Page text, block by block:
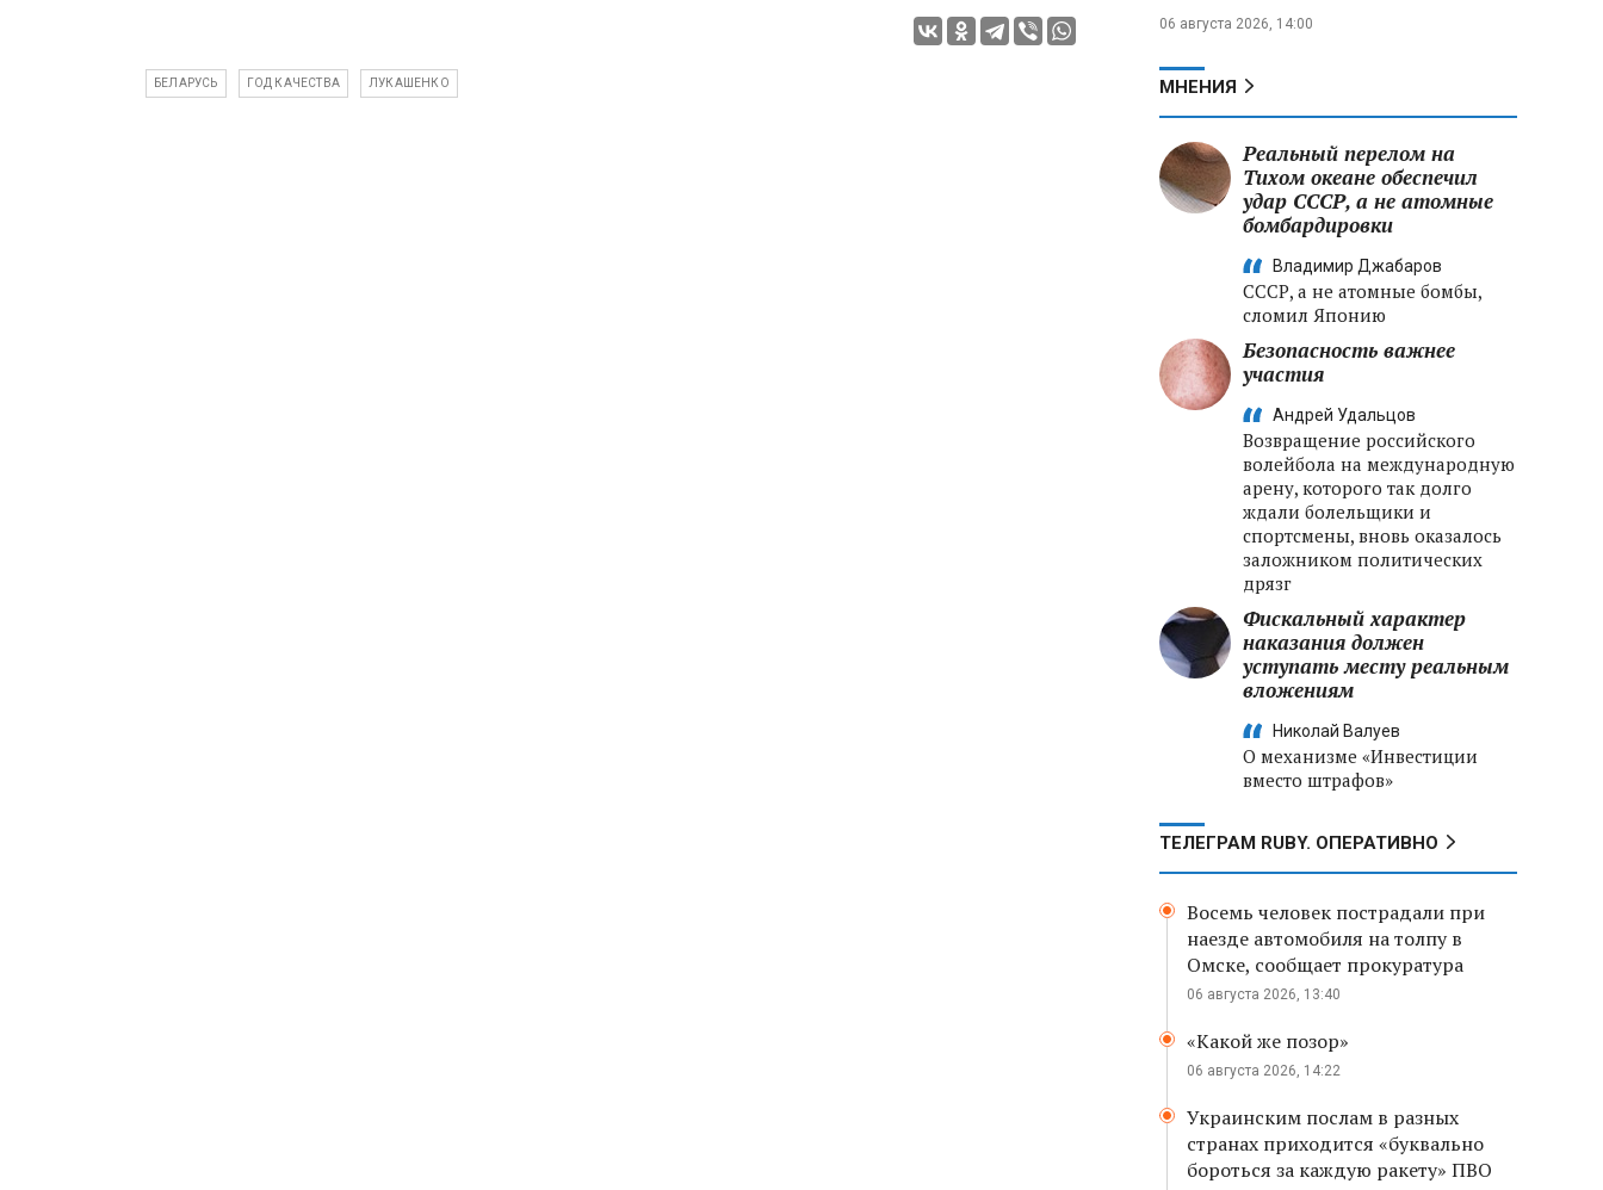
БЕЛАРУСЬ ГОД КАЧЕСТВА ЛУКАШЕНКО
06 августа 2026, 14:00
МНЕНИЯ
Реальный перелом на
Тихом океане обеспечил
удар СССР, а не атомные
бомбардировки
Владимир Джабаров
СССР, а не атомные бомбы,
сломил Японию
Безопасность важнее
участия
Андрей Удальцов
Возвращение российского
волейбола на международную
арену, которого так долго
ждали болельщики и
спортсмены, вновь оказалось
заложником политических
дрязг
Фискальный характер
наказания должен
уступать месту реальным
вложениям
Николай Валуев
О механизме «Инвестиции
вместо штрафов»
ТЕЛЕГРАМ RUBY. ОПЕРАТИВНО
Восемь человек пострадали при
наезде автомобиля на толпу в
Омске, сообщает прокуратура
06 августа 2026, 13:40
«Какой же позор»
06 августа 2026, 14:22
Украинским послам в разных
странах приходится «буквально
бороться за каждую ракету» ПВО